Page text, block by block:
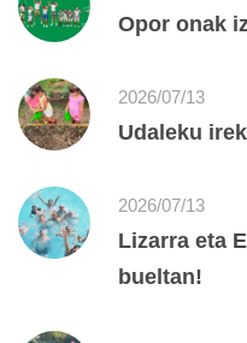
Opor onak
2026/07/13
Udaleku
2026/07/13
Lizarra eta
bueltan!